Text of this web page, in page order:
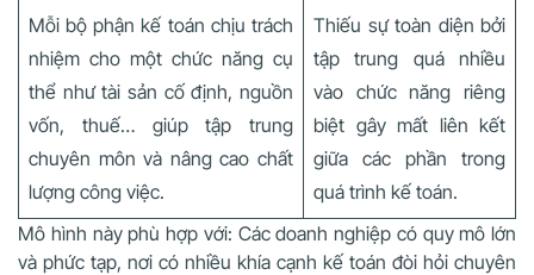
Mỗi bộ phận kế toán chịu trách
nhiệm cho một chức năng cụ
thể như tài sản cố định, nguồn
vốn, thuế… giúp tập trung
chuyên môn và nâng cao chất
lượng công việc.
Thiếu sự toàn diện bởi
tập trung quá nhiều
vào chức năng riêng
biệt gây mất liên kết
giữa các phần trong
quá trình kế toán.
Mô hình này phù hợp với: Các doanh nghiệp có quy mô lớn
và phức tạp, nơi có nhiều khía cạnh kế toán đòi hỏi chuyên